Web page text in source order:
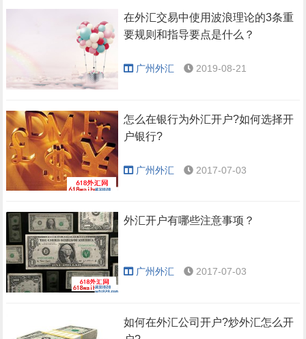
在外汇交易中使用波浪理论的3条重
要规则和指导要点是什么？
广州外汇 2019-08-21
怎么在银行为外汇开户?如何选择开
户银行?
广州外汇 2017-07-03
外汇开户有哪些注意事项？
广州外汇 2017-07-03
如何在外汇公司开户?炒外汇怎么开